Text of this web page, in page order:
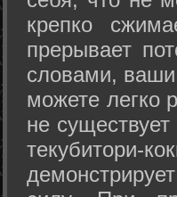
крепко
прерывает
словами,
можете легко
не